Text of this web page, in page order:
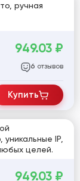
ручная
949.03 ₽
6 отзывов
Купить
IP,
целей.
949.03 ₽